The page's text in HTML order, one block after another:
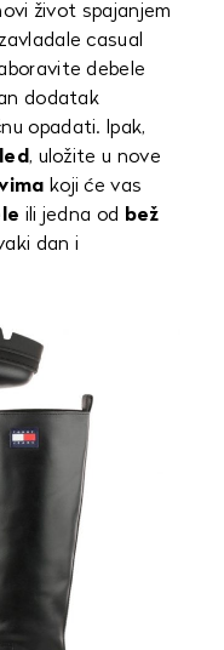
život spajanjem
casual
debele
dodatak
opadati. Ipak,
, uložite u nove
koji će vas
ili jedna od
bež
dan i